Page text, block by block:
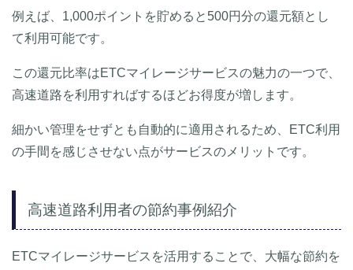
例えば、1,000ポイントを貯めると500円分の還元額とし
て利用可能です。
この還元比率はETCマイレージサービスの魅力の一つで、
高速道路を利用すればするほどお得度が増します。
細かい管理をせずとも自動的に適用されるため、ETC利用
の手間を感じさせない点がサービスのメリットです。
高速道路利用者の節約事例紹介
ETCマイレージサービスを活用することで、大幅な節約を